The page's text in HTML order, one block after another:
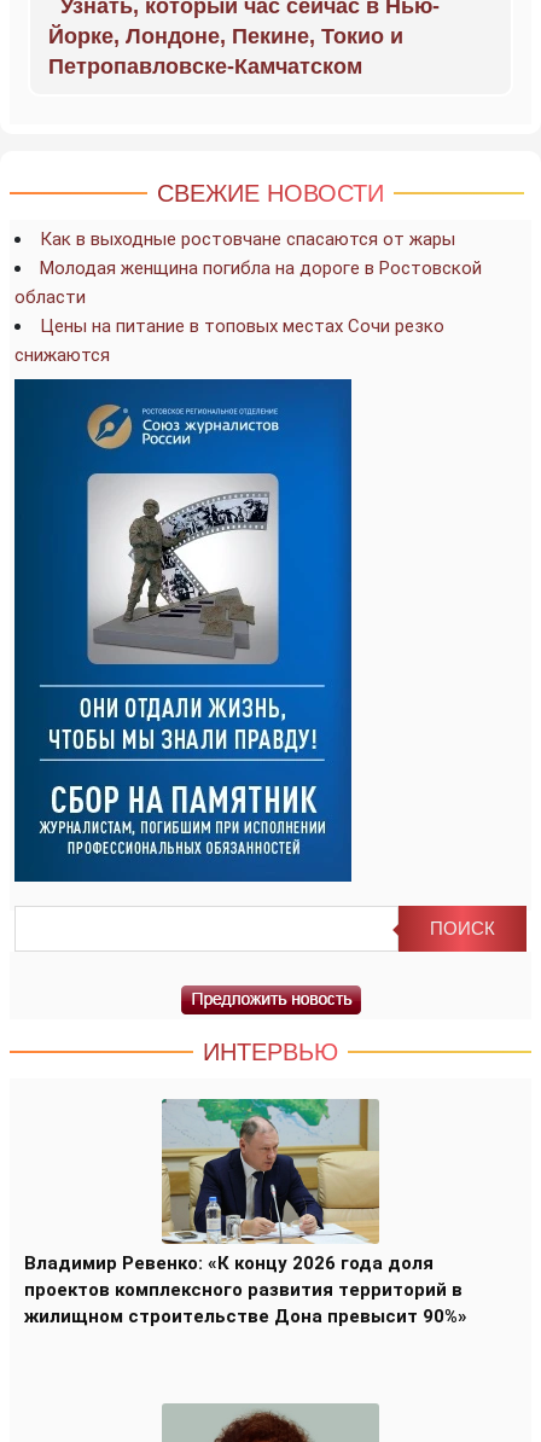
Узнать, который час сейчас в Нью-
Йорке, Лондоне, Пекине, Токио и
Петропавловске-Камчатском
СВЕЖИЕ НОВОСТИ
Как в выходные ростовчане спасаются от жары
Молодая женщина погибла на дороге в Ростовской
области
Цены на питание в топовых местах Сочи резко
снижаются
ИНТЕРВЬЮ
Владимир Ревенко: «К концу 2026 года доля
проектов комплексного развития территорий в
жилищном строительстве Дона превысит 90%»